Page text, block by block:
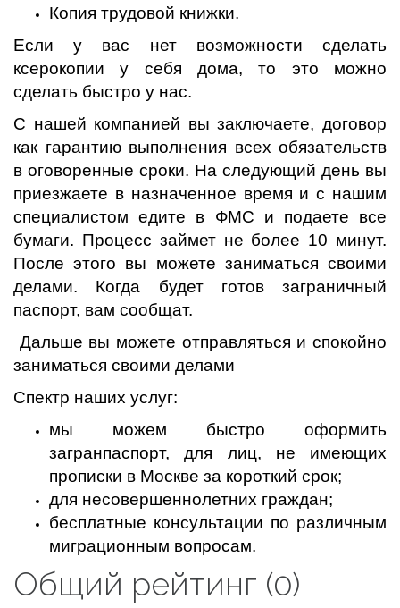
Копия трудовой книжки.
Если у вас нет возможности сделать
ксерокопии у себя дома, то это можно
сделать быстро у нас.
С нашей компанией вы заключаете, договор
как гарантию выполнения всех обязательств
в оговоренные сроки. На следующий день вы
приезжаете в назначенное время и с нашим
специалистом едите в ФМС и подаете все
бумаги. Процесс займет не более 10 минут.
После этого вы можете заниматься своими
делами. Когда будет готов заграничный
паспорт, вам сообщат.
Дальше вы можете отправляться и спокойно
заниматься своими делами
Спектр наших услуг:
мы можем быстро оформить
загранпаспорт, для лиц, не имеющих
прописки в Москве за короткий срок;
для несовершеннолетних граждан;
бесплатные консультации по различным
миграционным вопросам.
Общий рейтинг (0)